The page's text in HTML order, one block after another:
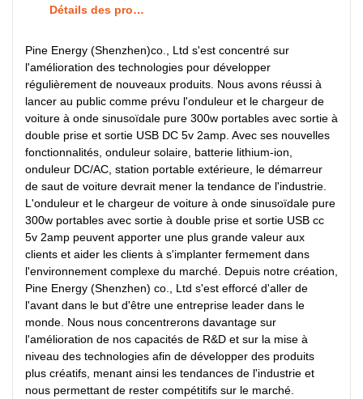
Détails des produits
Pine Energy (Shenzhen)co., Ltd s'est concentré sur
l'amélioration des technologies pour développer
régulièrement de nouveaux produits. Nous avons réussi à
lancer au public comme prévu l'onduleur et le chargeur de
voiture à onde sinusoïdale pure 300w portables avec sortie à
double prise et sortie USB DC 5v 2amp. Avec ses nouvelles
fonctionnalités, onduleur solaire, batterie lithium-ion,
onduleur DC/AC, station portable extérieure, le démarreur
de saut de voiture devrait mener la tendance de l'industrie.
L'onduleur et le chargeur de voiture à onde sinusoïdale pure
300w portables avec sortie à double prise et sortie USB cc
5v 2amp peuvent apporter une plus grande valeur aux
clients et aider les clients à s'implanter fermement dans
l'environnement complexe du marché. Depuis notre création,
Pine Energy (Shenzhen) co., Ltd s'est efforcé d'aller de
l'avant dans le but d'être une entreprise leader dans le
monde. Nous nous concentrerons davantage sur
l'amélioration de nos capacités de R&D et sur la mise à
niveau des technologies afin de développer des produits
plus créatifs, menant ainsi les tendances de l'industrie et
nous permettant de rester compétitifs sur le marché.